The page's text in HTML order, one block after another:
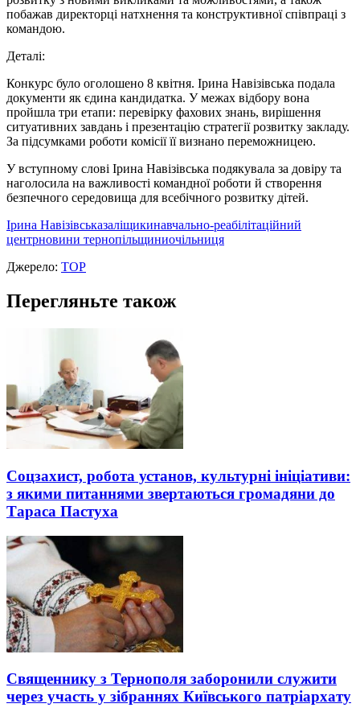
побажав директорці натхнення та конструктивної співпраці з
командою.
Деталі:
Конкурс було оголошено 8 квітня. Ірина Навізівська подала
документи як єдина кандидатка. У межах відбору вона
пройшла три етапи: перевірку фахових знань, вирішення
ситуативних завдань і презентацію стратегії розвитку закладу.
За підсумками роботи комісії її визнано переможницею.
У вступному слові Ірина Навізівська подякувала за довіру та
наголосила на важливості командної роботи й створення
безпечного середовища для всебічного розвитку дітей.
Ірина Навізівськазаліщикинавчально-реабілітаційний
центрновини тернопільщиниочільниця
Джерело: ТОР
Перегляньте також
Соцзахист, робота установ, культурні ініціативи:
з якими питаннями звертаються громадяни до
Тараса Пастуха
Священнику з Тернополя заборонили служити
через участь у зібраннях Київського патріархату